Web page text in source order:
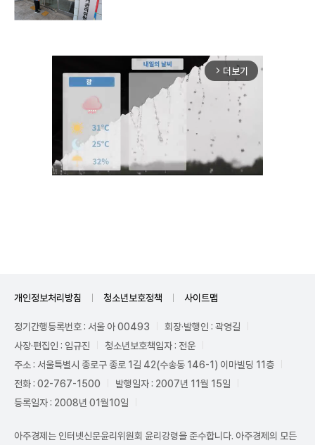
arrow_forward_ios 더보기
개인정보처리방침 청소년보호정책 사이트맵
정기간행등록번호 : 서울 아 00493
회장·발행인 : 곽영길
사장·편집인 : 임규진
청소년보호책임자 : 전운
주소 : 서울특별시 종로구 종로 1길 42(수송동 146-1) 이마빌딩 11층
전화 : 02-767-1500
발행일자 : 2007년 11월 15일
등록일자 : 2008년 01월10일
아주경제는 인터넷신문윤리위원회 윤리강령을 준수합니다. 아주경제의 모든